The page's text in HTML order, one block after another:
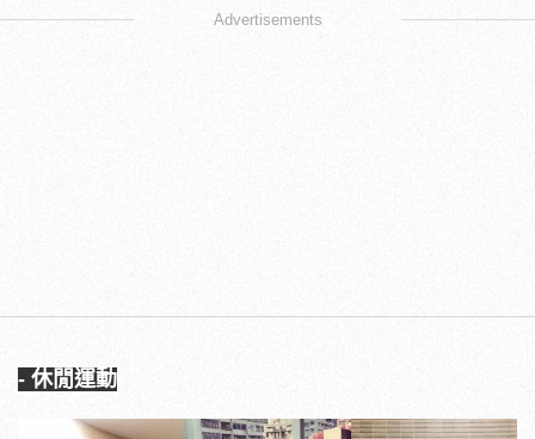
Advertisements
- 休閒運動